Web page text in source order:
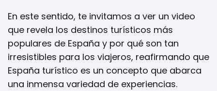
En este sentido, te invitamos a ver un video
que revela los destinos turísticos más
populares de España y por qué son tan
irresistibles para los viajeros, reafirmando que
España turístico es un concepto que abarca
una inmensa variedad de experiencias.